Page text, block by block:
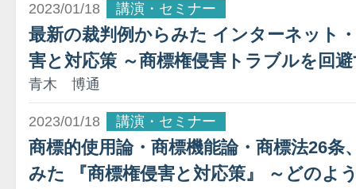
2023/01/18 講演・セミナー
最新の裁判例からみた インターネット
害と対応策 ～商標権侵害トラブルを回
青木 博通
2023/01/18 講演・セミナー
商標的使用論・商標機能論・商標法26条
みた 『商標権侵害と対応策』 ～どのよ